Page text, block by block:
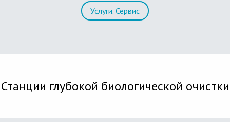
Услуги. Сервис
Станции глубокой биологической очистки